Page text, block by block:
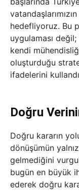
hedefliyoruz. Bu
uygulaması
kendi
oluşturduğu
ifadelerini
Doğru
Doğru kararın
dönüşümün
gelmediğini
bugün en büyük
ederek doğru